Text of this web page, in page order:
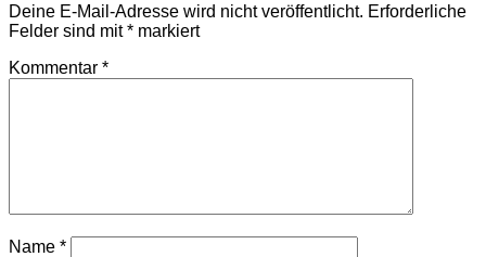
Deine E-Mail-Adresse wird nicht veröffentlicht. Erforderliche
Felder sind mit* markiert
Kommentar *
Name *